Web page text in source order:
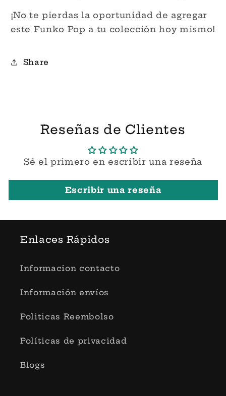
¡No te pierdas la oportunidad de agregar
este Funko Pop a tu colección hoy mismo!
Share
Reseñas de Clientes
Sé el primero en escribir una reseña
Escribir una reseña
Enlaces Rápidos
Informacion contacto
Información envíos
Politicas Reembolso
Políticas de privacidad
Blogs